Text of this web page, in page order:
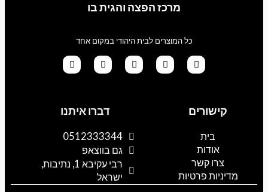
מרכז הפצה והגית בו
כל המוצרים לבית היהודי במקום אחד
a
s
a
p
p
o
k
o
l
e
קישורים
בית
אודות
צרו קשר
מדיניות פרטיות
דברו איתנו
0512333344
גם בווצאפ
רבי עקיבא 1, נתיבות,
ישראל